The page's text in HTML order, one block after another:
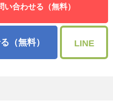
い合わせる（無料）
（無料） LINE